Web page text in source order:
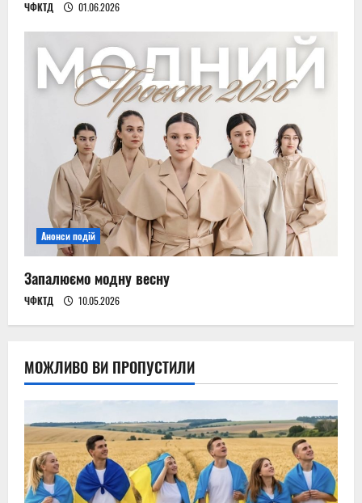
ЧФКТД 01.06.2026
Анонси подій
Запалюємо модну весну
ЧФКТД 10.05.2026
МОЖЛИВО ВИ ПРОПУСТИЛИ